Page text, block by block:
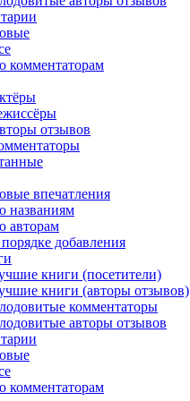
комментаторам
отзывов
впечатления
названиям
авторам
добавления
книги (посетители)
книги (авторы отзывов)
комментаторы
авторы отзывов
комментаторам